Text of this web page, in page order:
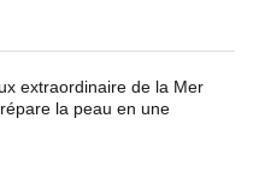
extraordinaire de la Mer
la peau en une